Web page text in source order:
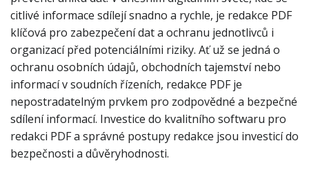
citlivé informace sdílejí snadno a rychle, je redakce PDF
klíčová pro zabezpečení dat a ochranu jednotlivců i
organizací před potenciálními riziky. Ať už se jedná o
ochranu osobních údajů, obchodních tajemství nebo
informací v soudních řízeních, redakce PDF je
nepostradatelným prvkem pro zodpovědné a bezpečné
sdílení informací. Investice do kvalitního softwaru pro
redakci PDF a správné postupy redakce jsou investicí do
bezpečnosti a důvěryhodnosti.